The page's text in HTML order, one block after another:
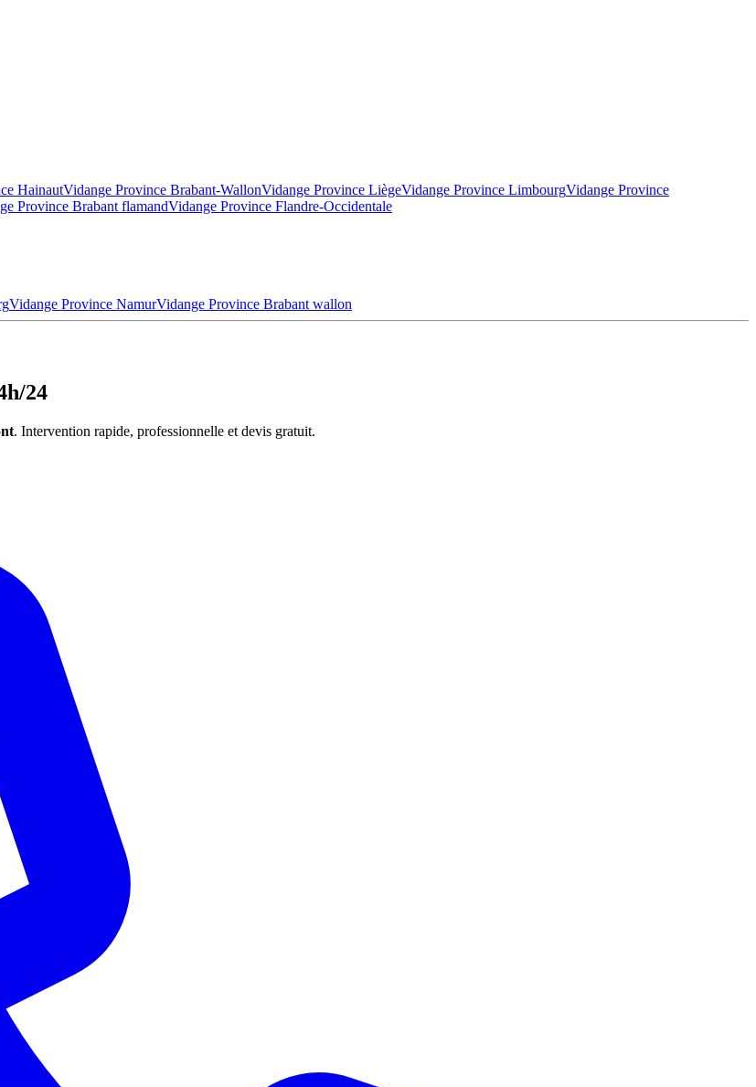
HainautVidange Province Brabant-WallonVidange Province LiègeVidange Province LimbourgVidange Province
Province Brabant flamandVidange Province Flandre-Occidentale
Vidange Province NamurVidange Province Brabant wallon
24
. Intervention rapide, professionnelle et devis gratuit.